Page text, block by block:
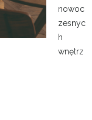
nowoc
zesnyc
h
wnętrz